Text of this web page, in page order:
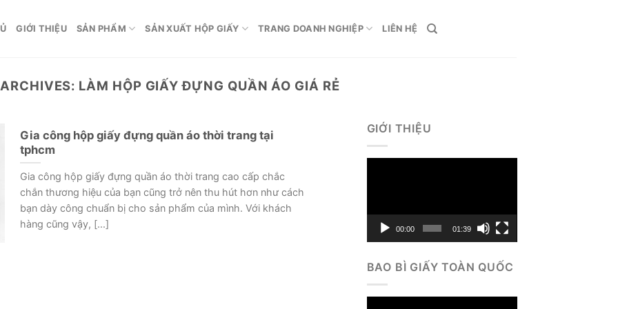
GIỚI THIỆU SẢN PHẨM SẢN XUẤT HỘP GIẤY TRANG DOANH NGHIỆP LIÊN HỆ
LÀM HỘP GIẤY ĐỰNG QUẦN ÁO GIÁ RẺ
Gia công hộp giấy đựng quần áo thời trang tại
tphcm
Gia công hộp giấy đựng quần áo thời trang cao cấp chắc
chắn thương hiệu của bạn cũng trở nên thu hút hơn như cách
bạn dày công chuẩn bị cho sản phẩm của mình. Với khách
hàng cũng vậy, [...]
GIỚI THIỆU
00:00 01:39
BAO BÌ GIẤY TOÀN QUỐC